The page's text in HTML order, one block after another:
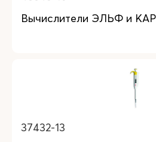
Вычислители ЭЛЬФ и
37432-13